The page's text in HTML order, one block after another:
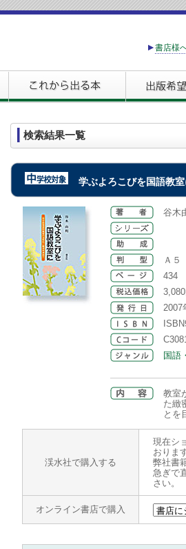
書店様
検索結果一覧
学ぶよろこびを国語教室
谷木
Ａ５
434
2007
国語
教室
た緻
とを
渓水社で購入する
現在シ
おりま
弊社書
急ぎで
さい。
オンライン書店で購入